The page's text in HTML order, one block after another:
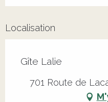
Localisation
Gîte Lalie
701 Route de